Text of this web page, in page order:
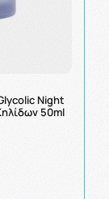
Night
50ml